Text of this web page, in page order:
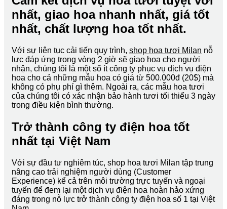
nhất, giao hoa nhanh nhất, giá tốt
nhất, chất lượng hoa tốt nhất.
Với sự liên tục cải tiến quy trình, shop hoa tươi Milan nỗ
lực đáp ứng trong vòng 2 giờ sẽ giao hoa cho người
nhận, chúng tôi là một số ít công ty phục vụ dịch vụ điện
hoa cho cả những mẫu hoa có giá từ 500.000đ (20$) mà
không có phụ phí gì thêm. Ngoài ra, các mẫu hoa tươi
của chúng tôi có xác nhận bảo hành tươi tối thiểu 3 ngày
trong điều kiện bình thường.
Trở thành công ty điện hoa tốt
nhất tại Việt Nam
Với sự đầu tư nghiêm túc, shop hoa tươi Milan tập trung
nâng cao trải nghiệm người dùng (Customer
Experience) kể cả trên môi trường trực tuyến và ngoại
tuyến để đem lại một dịch vụ điện hoa hoàn hảo xứng
đáng trong nỗ lực trở thành công ty điện hoa số 1 tại Việt